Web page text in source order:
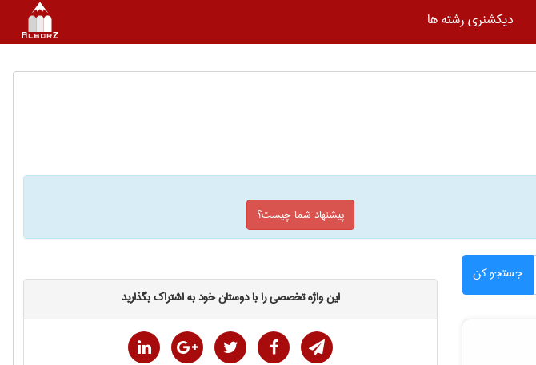
دیکشنری رشته ها
پیشنهاد شما چیست؟
جستجو کن
این واژه تخصصی را با دوستان خود به اشتراک بگذارید